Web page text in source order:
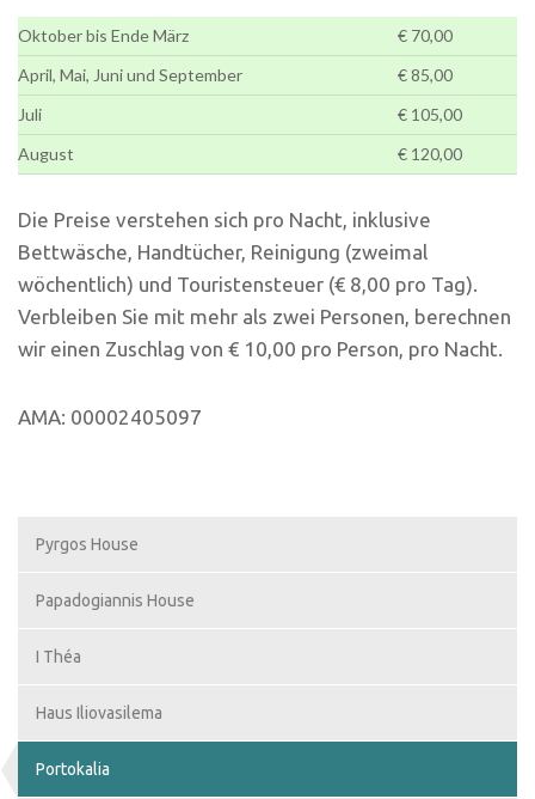
Oktober bis Ende März
€ 70,00
April, Mai, Juni und September
€ 85,00
Juli
€ 105,00
August
€ 120,00
Die Preise verstehen sich pro Nacht, inklusive
Bettwäsche, Handtücher, Reinigung (zweimal
wöchentlich) und Touristensteuer (€ 8,00 pro Tag).
Verbleiben Sie mit mehr als zwei Personen, berechnen
wir einen Zuschlag von € 10,00 pro Person, pro Nacht.
AMA: 00002405097
Pyrgos House
Papadogiannis House
I Théa
Haus Iliovasilema
Portokalia